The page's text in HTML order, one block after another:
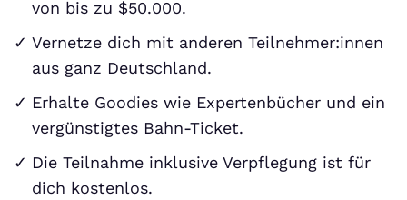
von bis zu $50.000.
Vernetze dich mit anderen Teilnehmer:innen
aus ganz Deutschland.
Erhalte Goodies wie Expertenbücher und ein
vergünstigtes Bahn-Ticket.
Die Teilnahme inklusive Verpflegung ist für
dich kostenlos.